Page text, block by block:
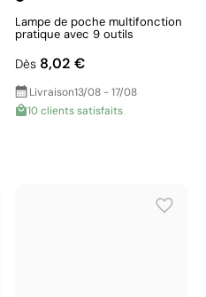
Lampe de poche multifonction
pratique avec 9 outils
Dès 8,02 €
Livraison13/08 - 17/08
10 clients satisfaits